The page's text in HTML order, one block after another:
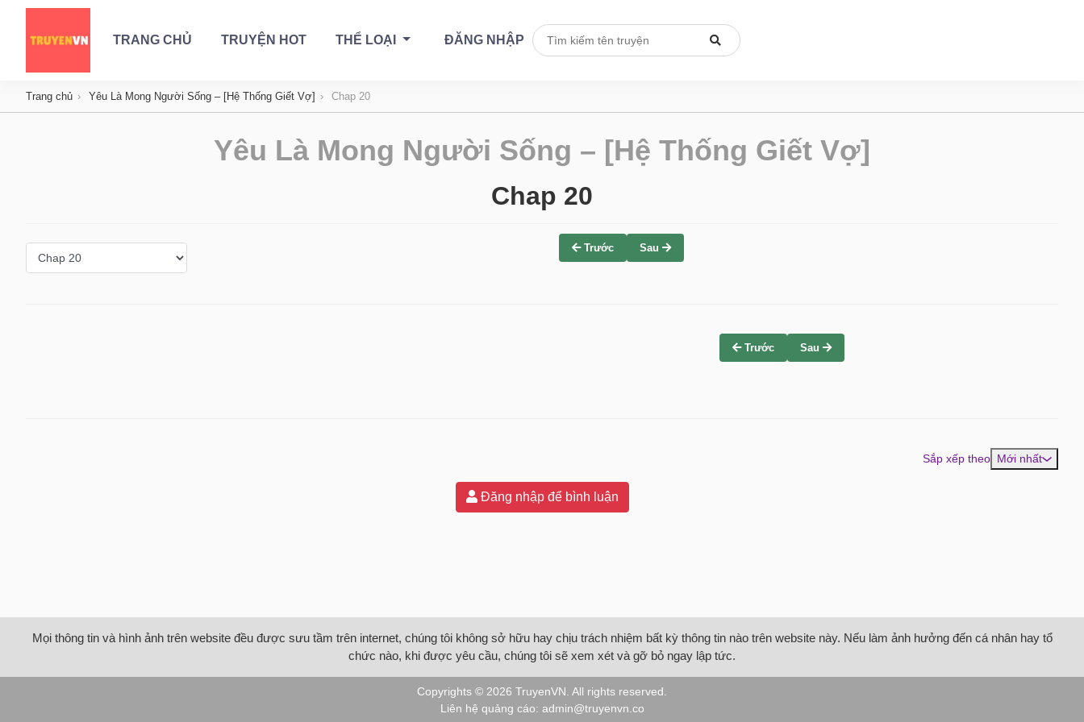
TRANG CHỦ TRUYỆN HOT THỂ LOẠI ĐĂNG NHẬP
Trang chủ Yêu Là Mong Người Sống – [Hệ Thống Giết Vợ] Chap 20
Yêu Là Mong Người Sống – [Hệ Thống Giết Vợ]
Chap 20
Trước Sau
Trước Sau
Sắp xếp theo Mới nhất
Đăng nhập để bình luận
Mọi thông tin và hình ảnh trên website đều được sưu tầm trên internet, chúng tôi không sở hữu hay chịu trách nhiệm bất kỳ thông tin nào trên website này. Nếu làm ảnh hưởng đến cá nhân hay tổ
chức nào, khi được yêu cầu, chúng tôi sẽ xem xét và gỡ bỏ ngay lập tức.
Copyrights © 2026 TruyenVN . All rights reserved.
Liên hệ quảng cáo: admin@truyenvn.co